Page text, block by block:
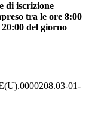
di iscrizione
tra le ore 8:00
del giorno
01-